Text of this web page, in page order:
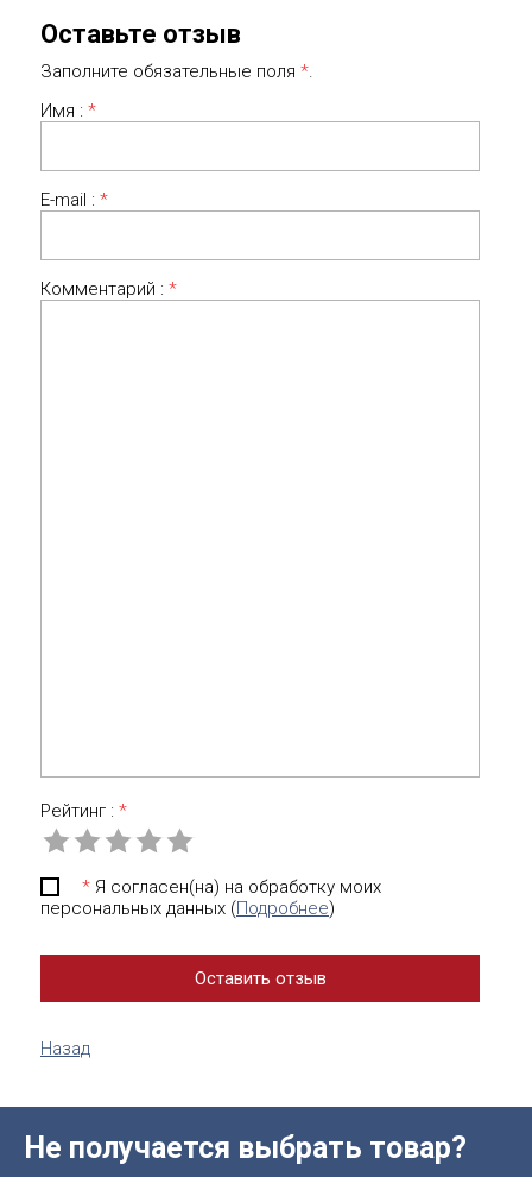
Оставьте отзыв
Заполните обязательные поля *.
Имя : *
E-mail : *
Комментарий : *
Рейтинг : *
* Я согласен(на) на обработку моих
персональных данных (Подробнее)
Назад
Не получается выбрать товар?